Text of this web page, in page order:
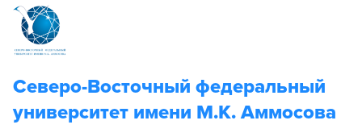
Северо-Восточный федеральный
университет имени М.К. Аммосова